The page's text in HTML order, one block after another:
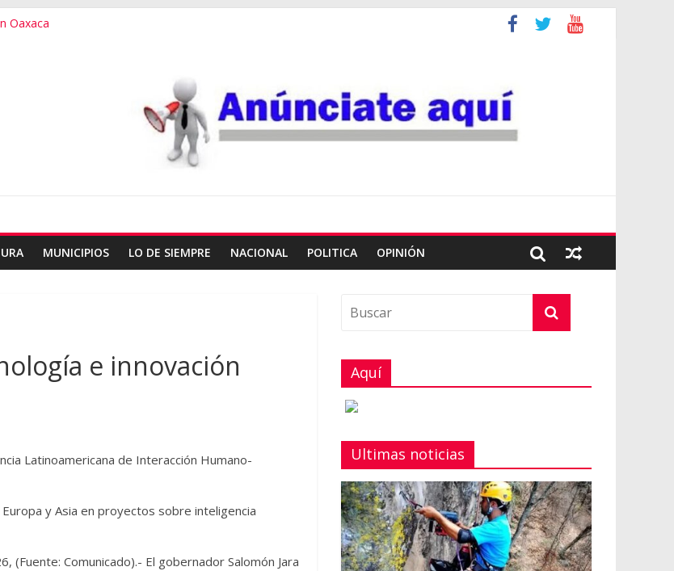
Oaxaca
feliz del mundo
al plagio
de Mitla
Elisa Carrillo
MUNICIPIOS LO DE SIEMPRE NACIONAL POLITICA OPINIÓN
e innovación
Latinoamericana de Interacción Humano-
y Asia en proyectos sobre inteligencia
(Fuente: Comunicado).- El gobernador Salomón Jara
Aquí
Ultimas noticias